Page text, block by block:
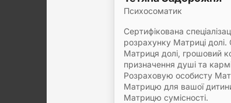
Психосоматик
Сертифікована
розрахунку Матриці долі.
Матриця долі, грошовий
призначення душі та
Розраховую особисту
Матрицю для вашої
Матрицю сумісності.